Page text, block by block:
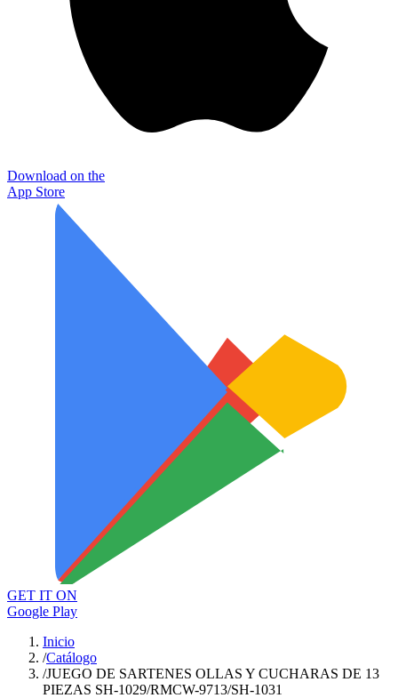
Download on the
App Store
GET IT ON
Google Play
Inicio
/Catálogo
/JUEGO DE SARTENES OLLAS Y CUCHARAS DE 13
PIEZAS SH-1029/RMCW-9713/SH-1031